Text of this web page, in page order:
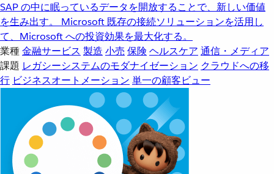
SAP の中に眠っているデータを開放することで、新しい価値
を生み出す。
Microsoft 既存の接続ソリューションを活用し
て、Microsoft への投資効果を最大化する。
業種金融サービス 製造 小売 保険 ヘルスケア 通信・メディア
課題 レガシーシステムのモダナイゼーション クラウドへの移
行 ビジネスオートメーション 単一の顧客ビュー